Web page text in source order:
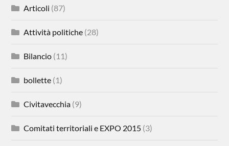
Articoli (87)
Attività politiche (28)
Bilancio (11)
bollette (1)
Civitavecchia (9)
Comitati territoriali e EXPO 2015 (3)